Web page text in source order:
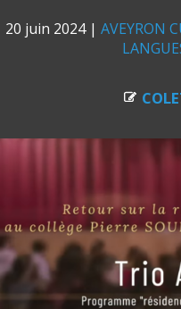
20 juin 2024| AVEYRON